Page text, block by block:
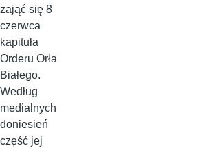
zająć się 8
czerwca
kapituła
Orderu Orła
Białego.
Według
medialnych
doniesień
część jej